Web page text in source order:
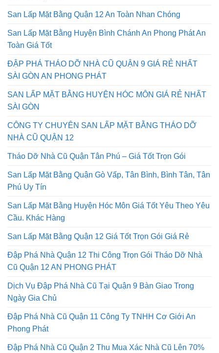
San Lấp Mặt Bằng Quận 12 An Toàn Nhan Chóng
San Lấp Mặt Bằng Huyện Bình Chánh An Phong Phát An
Toàn Giá Tốt
ĐẬP PHÁ THÁO DỠ NHÀ CŨ QUẬN 9 GIÁ RẺ NHẤT
SÀI GÒN AN PHONG PHÁT
SAN LẤP MẶT BẰNG HUYỆN HÓC MÔN GIÁ RẺ NHẤT
SÀI GÒN
CÔNG TY CHUYÊN SAN LẤP MẶT BẰNG THÁO DỠ
NHÀ CŨ QUẬN 12
Tháo Dỡ Nhà Cũ Quận Tân Phú – Giá Tốt Trọn Gói
San Lấp Mặt Bằng Quận Gò Vấp, Tân Bình, Bình Tân, Tân
Phú Uy Tín
San Lấp Mặt Bằng Huyện Hóc Môn Giá Tốt Yêu Theo Yêu
Cầu. Khác Hàng
San Lấp Mặt Bằng Quận 12 Giá Tốt Trọn Gói Giá Rẻ
Đập Phá Nhà Quận 12 Thi Công Trọn Gói Tháo Dỡ Nhà
Cũ Quận 12 AN PHONG PHÁT
Dịch Vụ Đập Phá Nhà Cũ Tại Quận 9 Bàn Giao Trong
Ngày Gia Chủ
Đập Phá Nhà Cũ Quận 11 Công Ty TNHH Cơ Giới An
Phong Phát
Đập Phá Nhà Cũ Quận 2 Thu Mua Xác Nhà Cũ Lên 70%